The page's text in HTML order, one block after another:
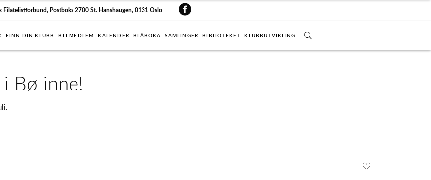
Filatelistforbund, Postboks 2700 St. Hanshaugen, 0131 Oslo
FINN DIN KLUBB BLI MEDLEM KALENDER BLÅBOKA SAMLINGER BIBLIOTEKET KLUBBUTVIKLING
i Bø inne!